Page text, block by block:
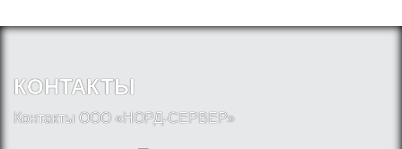
КОНТАКТЫ
Контакты ООО «НОРД-СЕРВЕР»